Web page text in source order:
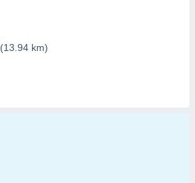
(13.94 km)